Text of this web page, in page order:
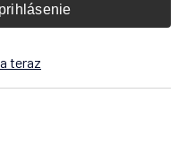
prihlásenie
teraz